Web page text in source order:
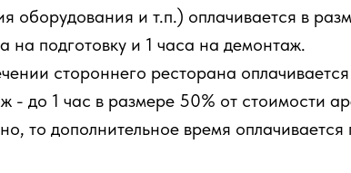
оборудования и т.п.) оплачивается в
на подготовку и 1 часа на демонтаж.
стороннего ресторана
- до 1 час в размере 50% от стоимости
то дополнительное время